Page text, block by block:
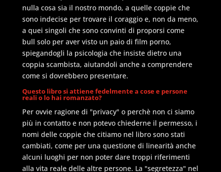
nulla cosa sia il nostro mondo, a quelle coppie che
sono indecise per trovare il coraggio e, non da meno,
a quei singoli che sono convinti di proporsi come
bull solo per aver visto un paio di film porno,
spiegandogli la psicologia che insiste dietro una
coppia scambista, aiutandoli anche a comprendere
come si dovrebbero presentare.
Questo libro si attiene fedelmente a cose e persone
reali o lo hai romanzato?
Per ovvie ragione di "privacy" o perchè non ci siamo
più in contatto e non potevo chiederne il permesso, i
nomi delle coppie che citiamo nel libro sono stati
cambiati, come per una questione di linearità anche
alcuni luoghi per non poter dare troppi riferimenti
alla vita reale delle altre persone. La "segretezza" nel